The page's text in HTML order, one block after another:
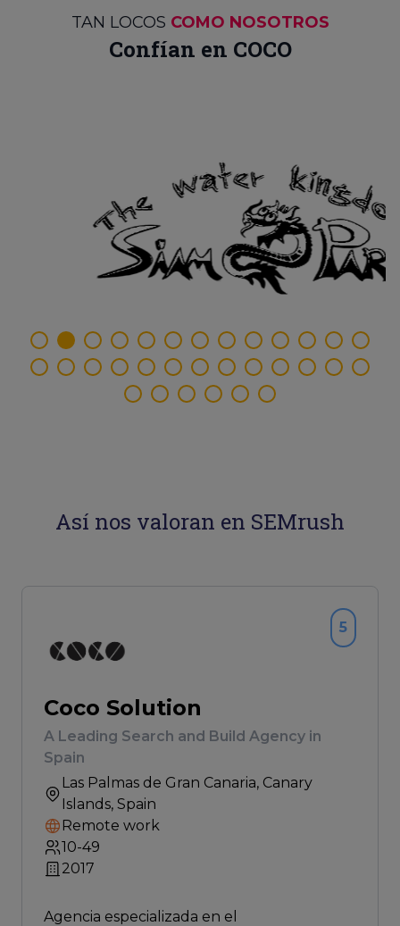
TAN LOCOS COMO NOSOTROS
Confían en COCO
Así nos valoran en SEMrush
Coco Solution
A Leading Search and Build Agency in
Spain
Las Palmas de Gran Canaria, Canary
Islands, Spain
Remote work
10-49
2017
5
Agencia especializada en el